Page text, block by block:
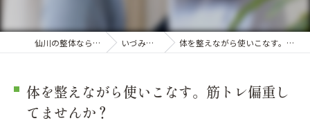
仙川の整体ならいづみ堂整体院 いづみ堂のブログ 体を整えながら使いこなす。筋トレ偏重してませんか？
体を整えながら使いこなす。筋トレ偏重し
てませんか？